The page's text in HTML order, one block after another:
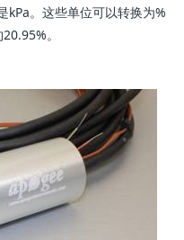
kPa。这些单位可以转换为%
。